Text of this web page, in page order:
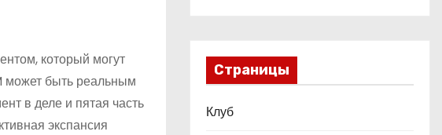
который могут
может быть реальным
в деле и пятая часть
экспансия
Страницы
Клуб